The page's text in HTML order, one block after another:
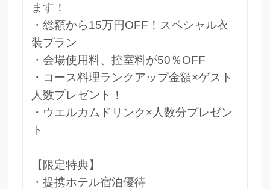
ます！
・総額から15万円OFF！スペシャル衣
装プラン
・会場使用料、控室料が50％OFF
・コース料理ランクアップ金額×ゲスト
人数プレゼント！
・ウエルカムドリンク×人数分プレゼン
ト
【限定特典】
・提携ホテル宿泊優待